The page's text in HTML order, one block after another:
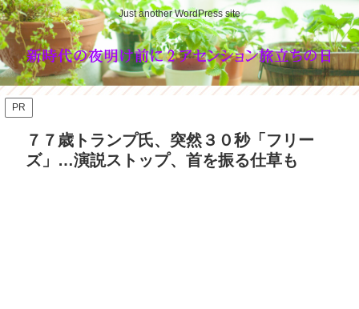
Just another WordPress site
PR
７７歳トランプ氏、突然３０秒「フリー
ズ」…演説ストップ、首を振る仕草も